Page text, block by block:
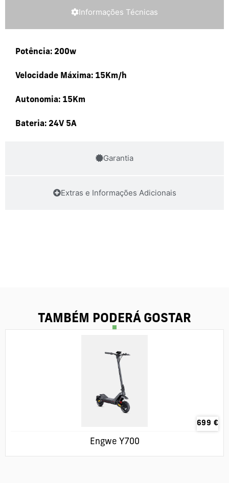
Informações Técnicas
Garantia
Extras e Informações Adicionais
Potência: 200w
Velocidade Máxima: 15Km/h
Autonomia: 15Km
Bateria: 24V 5A
TAMBÉM PODERÁ GOSTAR
699 €
Engwe Y700